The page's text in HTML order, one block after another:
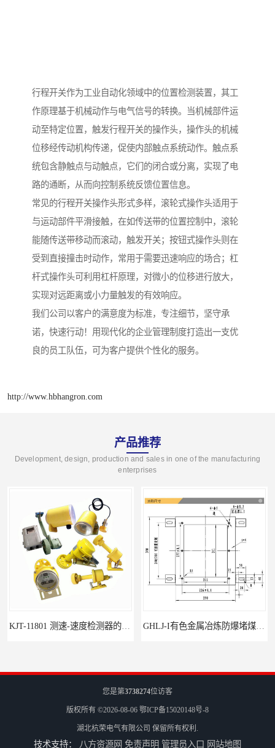
行程开关作为工业自动化领域中的位置检测装置，其工
作原理基于机械动作与电气信号的转换。当机械部件运
动至特定位置，触发行程开关的操作头，操作头的机械
位移经传动机构传递，促使内部触点系统动作。触点系
统包含静触点与动触点，它们的闭合或分离，实现了电
路的通断，从而向控制系统反馈位置信息。
常见的行程开关操作头形式多样，滚轮式操作头适用于
与运动部件平滑接触，在如传送带的位置控制中，滚轮
能随传送带移动而滚动，触发开关；按钮式操作头则在
受到直接撞击时动作，常用于需要迅速响应的场合；杠
杆式操作头可利用杠杆原理，对微小的位移进行放大，
实现对远距离或小力量触发的有效响应。
我们公司以客户的满意度为标准，专注细节，坚守承
诺，快速行动！用现代化的企业管理制度打造出一支优
良的员工队伍，可为客户提供个性化的服务。
http://www.hbhangron.com
产品推荐
Development, design, production and sales in one of the manufacturing
enterprises
您是第3738274位访客
版权所有 ©2026-08-06 鄂ICP备15020148号-8
湖北杭荣电气有限公司 保留所有权利.
技术支持： 八方资源网 免责声明 管理员入口 网站地图